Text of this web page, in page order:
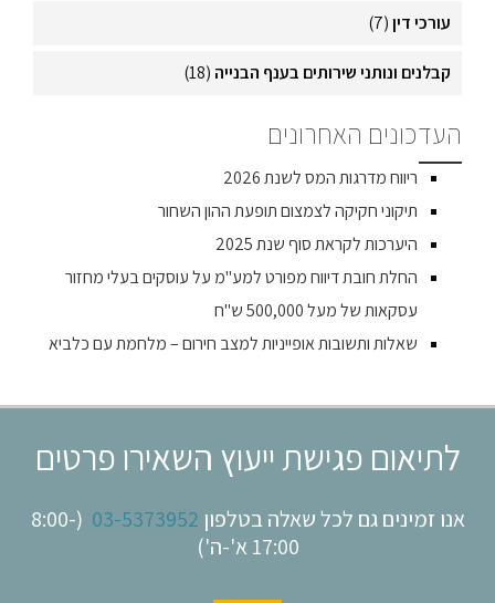
עורכי דין(7)
קבלנים ונותני שירותים בענף הבנייה (18)
העדכונים האחרונים
ריווח מדרגות המס לשנת 2026
תיקוני חקיקה לצמצום תופעת ההון השחור
היערכות לקראת סוף שנת 2025
החלת חובת דיווח מפורט למע"מ על עוסקים בעלי מחזור
עסקאות של מעל 500,000 ש"ח
שאלות ותשובות אופייניות למצב חירום – מלחמת עם כלביא
לתיאום פגישת ייעוץ השאירו פרטים
אנו זמינים גם לכל שאלה בטלפון 03-5373952
(8:00-
17:00 א'-ה')